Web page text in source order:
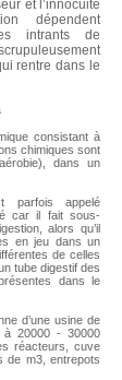
et l’innocuité
dépendent
intrants de
rentre dans le
consistant à
chimiques sont
dans un
parfois appelé
car il fait sous-
alors qu’il
en jeu dans un
de celles
tube digestif des
dans le
d’une usine de
à 20000 - 30000
réacteurs, cuve
de m3, entrepots